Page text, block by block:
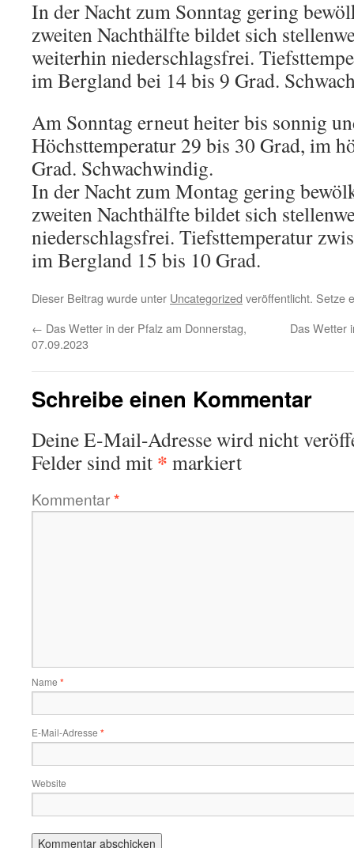
In der Nacht zum Sonntag gering
zweiten Nachthälfte bildet sich
weiterhin niederschlagsfrei.
im Bergland bei 14 bis 9 Grad.
Am Sonntag erneut heiter bis sonnig
Höchsttemperatur 29 bis 30 Grad, im
Grad. Schwachwindig.
In der Nacht zum Montag gering
zweiten Nachthälfte bildet sich
niederschlagsfrei. Tiefsttemperatur
im Bergland 15 bis 10 Grad.
Dieser Beitrag wurde unter Uncategorized veröffentlicht. Setze
← Das Wetter in der Pfalz am Donnerstag,
07.09.2023
Das Wetter
Schreibe einen Kommentar
Deine E-Mail-Adresse wird nicht
Felder sind mit * markiert
Kommentar*
Name *
E-Mail-Adresse *
Website